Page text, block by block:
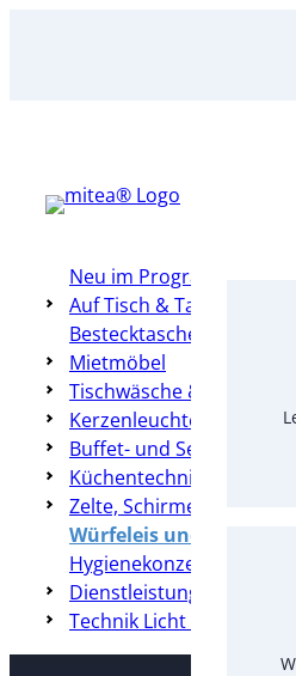
Neu im Programm
Auf Tisch & Tafel – Table
Bestecktaschen
Mietmöbel
Tischwäsche & Hussen
Kerzenleuchter &
Buffet- und
Küchentechnik
Zelte, Schirme, Heizung &
Würfeleis und Crushed-
Hygienekonzepte
Dienstleistungen
Technik Licht & Ton